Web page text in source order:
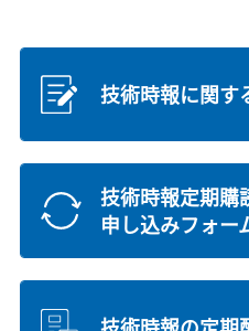
技術時報に関す
技術時報定期購
申し込みフォー